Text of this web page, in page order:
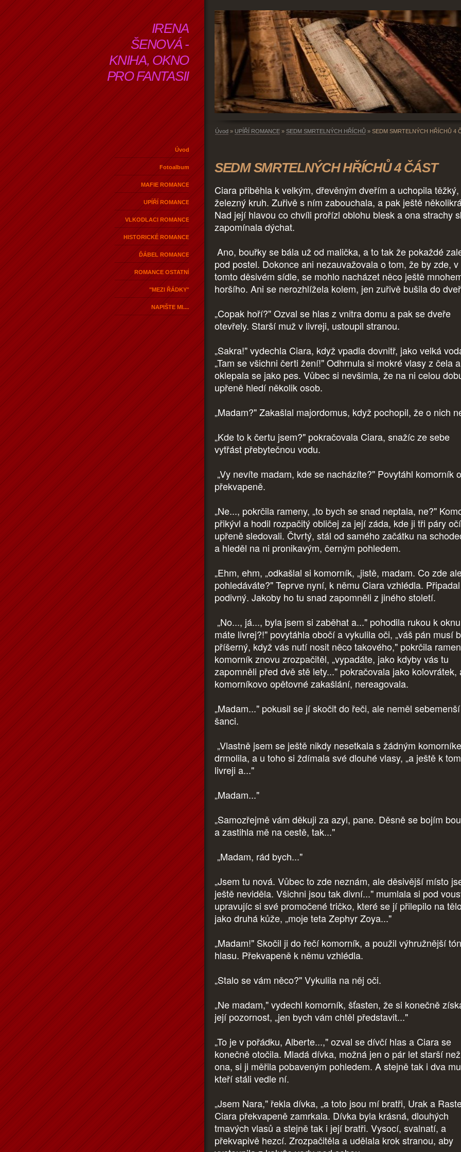
IRENA
ŠENOVÁ -
KNIHA, OKNO
PRO FANTASII
Úvod
Fotoalbum
MAFIE ROMANCE
UPÍŘÍ ROMANCE
VLKODLACI ROMANCE
HISTORICKÉ ROMANCE
ĎÁBEL ROMANCE
ROMANCE OSTATNÍ
"MEZI ŘÁDKY"
NAPIŠTE MI....
Úvod » UPÍŘÍ ROMANCE » SEDM SMRTELNÝCH HŘÍCHŮ » SEDM SMRTELNÝCH HŘÍCHŮ 4
SEDM SMRTELNÝCH HŘÍCHŮ 4 ČÁST
Ciara přiběhla k velkým, dřevěným dveřím a uchopila těžký,
železný kruh. Zuřivě s ním zabouchala, a pak ještě
Nad její hlavou co chvíli prořízl oblohu blesk a ona strachy
zapomínala dýchat.
Ano, bouřky se bála už od malička, a to tak že pokaždé
pod postel. Dokonce ani nezauvažovala o tom, že by zde, v
tomto děsivém sídle, se mohlo nacházet něco ještě
horšího. Ani se nerozhlížela kolem, jen zuřivě bušila do
„Copak hoří?" Ozval se hlas z vnitra domu a pak se dveře
otevřely. Starší muž v livreji, ustoupil stranou.
„Sakra!" vydechla Ciara, když vpadla dovnitř, jako velká
„Tam se všichni čerti žení!" Odhrnula si mokré vlasy z čela a
oklepala se jako pes. Vůbec si nevšimla, že na ni celou
upřeně hledí několik osob.
„Madam?" Zakašlal majordomus, když pochopil, že o nich
„Kde to k čertu jsem?" pokračovala Ciara, snažíc ze sebe
vytřást přebytečnou vodu.
„Vy nevíte madam, kde se nacházíte?" Povytáhl komorník
překvapeně.
„Ne..., pokrčila rameny, „to bych se snad neptala, ne?"
přikývl a hodil rozpačitý obličej za její záda, kde ji tři páry očí
upřeně sledovali. Čtvrtý, stál od samého začátku na
a hleděl na ni pronikavým, černým pohledem.
„Ehm, ehm, „odkašlal si komorník, „jistě, madam. Co zde
pohledáváte?" Teprve nyní, k němu Ciara vzhlédla.
podivný. Jakoby ho tu snad zapomněli z jiného století.
„No..., já..., byla jsem si zaběhat a..." pohodila rukou k
máte livrej?!" povytáhla obočí a vykulila oči, „váš pán musí
příšerný, když vás nutí nosit něco takového," pokrčila
komorník znovu zrozpačitěl, „vypadáte, jako kdyby vás tu
zapomněli před dvě stě lety..." pokračovala jako kolovrátek,
komorníkovo opětovné zakašlání, nereagovala.
„Madam..." pokusil se jí skočit do řeči, ale neměl sebemenší
šanci.
„Vlastně jsem se ještě nikdy nesetkala s žádným
drmolila, a u toho si ždímala své dlouhé vlasy, „a ještě k
livreji a..."
„Madam..."
„Samozřejmě vám děkuji za azyl, pane. Děsně se bojím
a zastihla mě na cestě, tak..."
„Madam, rád bych..."
„Jsem tu nová. Vůbec to zde neznám, ale děsivější místo
ještě neviděla. Všichni jsou tak divní..." mumlala si pod
upravujíc si své promočené tričko, které se jí přilepilo na
jako druhá kůže, „moje teta Zephyr Zoya..."
„Madam!" Skočil ji do řečí komorník, a použil výhružnější tón
hlasu. Překvapeně k němu vzhlédla.
„Stalo se vám něco?" Vykulila na něj oči.
„Ne madam," vydechl komorník, šťasten, že si konečně
její pozornost, „jen bych vám chtěl představit..."
„To je v pořádku, Alberte...," ozval se dívčí hlas a Ciara se
konečně otočila. Mladá dívka, možná jen o pár let starší než
ona, si ji měřila pobaveným pohledem. A stejně tak i dva
kteří stáli vedle ní.
„Jsem Nara," řekla dívka, „a toto jsou mí bratři, Urak a
Ciara překvapeně zamrkala. Dívka byla krásná, dlouhých
tmavých vlasů a stejně tak i její bratři. Vysocí, svalnatí, a
překvapivě hezcí. Zrozpačitěla a udělala krok stranou, aby